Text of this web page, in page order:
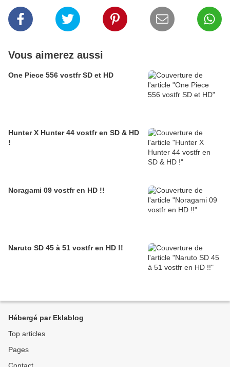
Vous aimerez aussi
One Piece 556 vostfr SD et HD
Hunter X Hunter 44 vostfr en SD & HD
!
Noragami 09 vostfr en HD !!
Naruto SD 45 à 51 vostfr en HD !!
Hébergé par Eklablog
Top articles
Pages